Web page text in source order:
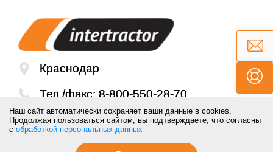
Краснодар
Тел./факс: 8-800-550-28-70
Email:mail@inter-tractor.ru
Наш сайт автоматически сохраняет ваши данные в cookies.
Продолжая пользоваться сайтом, вы подтверждаете, что согласны
с обработкой персональных данных